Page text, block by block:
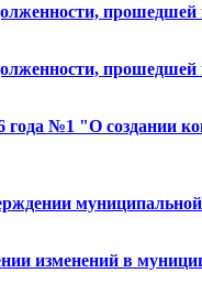
года №1 "О создании
изменений в